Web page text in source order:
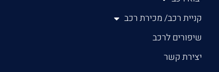
קניית רכב/ מכירת רכב
שיפורים לרכב
יצירת קשר